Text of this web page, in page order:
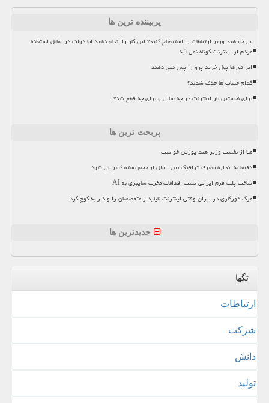
پربیننده ترین ها
می خواهید وزیر ارتباطات را استیضاح کنید؟ این کار را انجام دهید اما دولت در مقابل استفاده
مردم از اینترنت کوتاه نمی آید
اپراتورها پول خرید پرو را پس نمی دهند
کدام حساب ها حذف شدند؟
برای نخستین بار اینترنت در چه سالی و برای چه قطع شد؟
پربحث ترین ها
متا از نخست وزیر هند پوزش خواست
دقیقا به اندازه مصرف ترافیک بین الملل از حجم بسته کسر می شود
ساخت پلت فرم ایرانی تست اقدامات مخرب سایبری به AI
مرگ دورکاری در ایران وقتی اینترنت ناپایدار متخصصان را وادار به کوچ کرد
جدیدترین ها
تگها
ارتباطات
شركت
دانش
تولید